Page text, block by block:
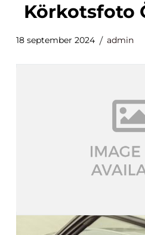
18 september 2024 admin